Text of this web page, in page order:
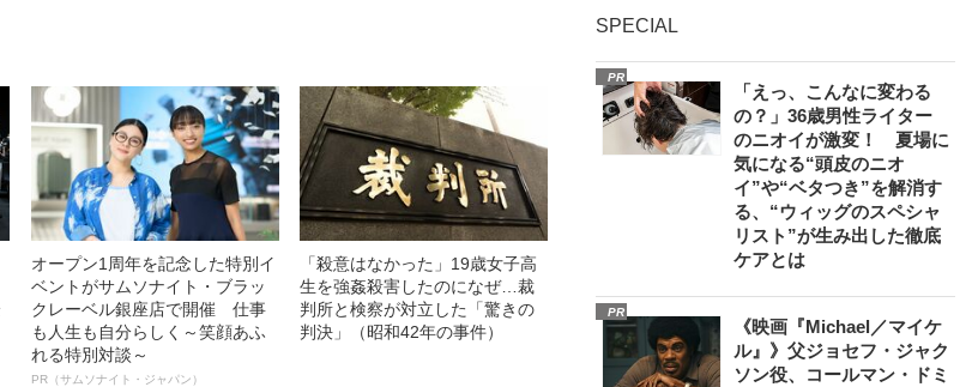
オープン1周年を記念した特別イ
ベントがサムソナイト・ブラッ
クレーベル銀座店で開催 仕事
も人生も自分らしく～笑顔あふ
れる特別対談～
PR（サムソナイト・ジャパン）
「殺意はなかった」19歳女子高
生を強姦殺害したのになぜ…裁
判所と検察が対立した「驚きの
判決」（昭和42年の事件）
SPECIAL
PR
「えっ、こんなに変わる
の？」36歳男性ライター
のニオイが激変！ 夏場に
気になる“頭皮のニオ
イ”や“ベタつき”を解消す
る、“ウィッグのスペシャ
リスト”が生み出した徹底
ケアとは
PR
《映画『Michael／マイケ
ル』》父ジョセフ・ジャク
ソン役、コールマン・ドミ